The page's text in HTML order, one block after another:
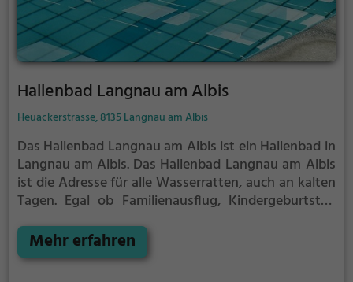
Hallenbad Langnau am Albis
Heuackerstrasse, 8135 Langnau am Albis
Das Hallenbad Langnau am Albis ist ein Hallenbad in
Langnau am Albis. Das Hallenbad Langnau am Albis
ist die Adresse für alle Wasserratten, auch an kalten
Tagen. Egal ob Familienausflug, Kindergeburtstag
Langnau am Albis kommt jeder auf seine Kosten.
Mehr erfahren